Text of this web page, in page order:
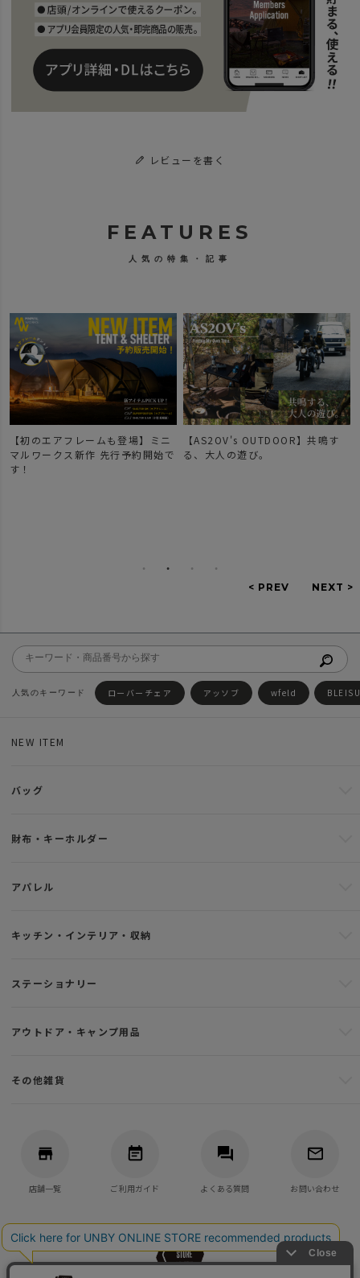
レビューを書く
FEATURES
人気の特集・記事
【初のエアフレームも登場】ミニ
マルワークス新作 先行予約開始で
す！
【AS2OV's OUTDOOR】共鳴す
る、大人の遊び。
ローバーチェア アッソブ wfeld
NEW ITEM
バッグ
財布・キーホルダー
アパレル
キッチン・インテリア・収納
ステーショナリー
アウトドア・キャンプ用品
その他雑貨
店舗一覧 ご利用ガイド よくある質問 お問い合わせ